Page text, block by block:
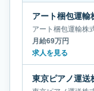
アート梱包運輸株
月給69万円
求人を見る